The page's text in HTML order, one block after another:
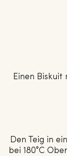
Einen Biskuit
Den Teig in
bei 180°C